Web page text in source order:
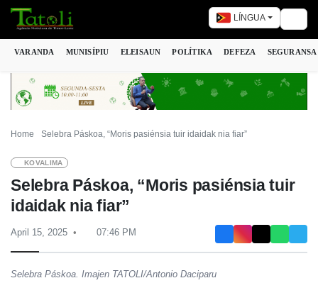
LÍNGUA
VARANDA MUNISÍPIU ELEISAUN POLÍTIKA DEFEZA SEGURANSA
Home Selebra Páskoa, “Moris pasiénsia tuir idaidak nia fiar”
KOVALIMA
Selebra Páskoa, “Moris pasiénsia tuir
idaidak nia fiar”
April 15, 2025 07:46 PM
Selebra Páskoa. Imajen TATOLI/Antonio Daciparu